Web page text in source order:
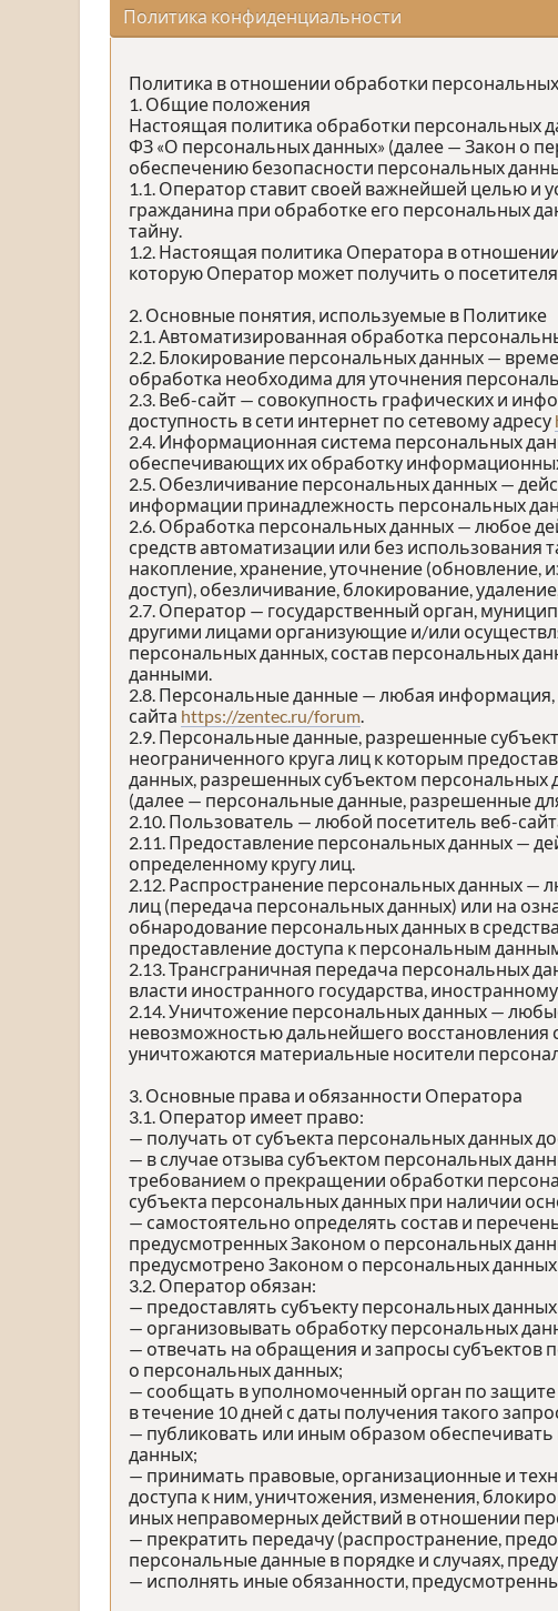
Политика конфиденциальности
Политика в отношении обработки
1. Общие положения
Настоящая политика обработки персональных
ФЗ «О персональных данных» (далее — Закон о
обеспечению безопасности персональных
1.1. Оператор ставит своей важнейшей целью и
гражданина при обработке его персональных
тайну.
1.2. Настоящая политика Оператора в
которую Оператор может получить о
2. Основные понятия, используемые в Политике
2.1. Автоматизированная обработка
2.2. Блокирование персональных данных —
обработка необходима для уточнения
2.3. Веб-сайт — совокупность графических и
доступность в сети интернет по сетевому адресу
2.4. Информационная система персональных
обеспечивающих их обработку информационных
2.5. Обезличивание персональных данных —
информации принадлежность персональных
2.6. Обработка персональных данных — любое
средств автоматизации или без использования
накопление, хранение, уточнение (обновление,
доступ), обезличивание, блокирование,
2.7. Оператор — государственный орган,
другими лицами организующие и/или
персональных данных, состав персональных
данными.
2.8. Персональные данные — любая
сайта https://zentec.ru/forum.
2.9. Персональные данные, разрешенные
неограниченного круга лиц к которым
данных, разрешенных субъектом персональных
(далее — персональные данные, разрешенные
2.10. Пользователь — любой посетитель веб-
2.11. Предоставление персональных данных —
определенному кругу лиц.
2.12. Распространение персональных данных —
лиц (передача персональных данных) или на
обнародование персональных данных в
предоставление доступа к персональным
2.13. Трансграничная передача персональных
власти иностранного государства,
2.14. Уничтожение персональных данных —
невозможностью дальнейшего
уничтожаются материальные носители
3. Основные права и обязанности Оператора
3.1. Оператор имеет право:
— получать от субъекта персональных данных
— в случае отзыва субъектом персональных
требованием о прекращении обработки
субъекта персональных данных при наличии
— самостоятельно определять состав и
предусмотренных Законом о персональных
предусмотрено Законом о персональных
3.2. Оператор обязан:
— предоставлять субъекту персональных
— организовывать обработку персональных
— отвечать на обращения и запросы субъектов
о персональных данных;
— сообщать в уполномоченный орган по
в течение 10 дней с даты получения такого
— публиковать или иным образом
данных;
— принимать правовые, организационные и
доступа к ним, уничтожения, изменения,
иных неправомерных действий в отношении
— прекратить передачу (распространение,
персональные данные в порядке и случаях,
— исполнять иные обязанности,